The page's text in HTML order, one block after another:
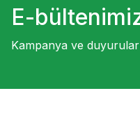
E-
Kampanya ve